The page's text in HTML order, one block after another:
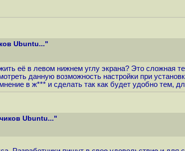
Ubuntu..."
её в левом нижнем углу экрана? Это сложная
данную возможность настройки при
в ж*** и сделать так как будет удобно тем,
Ubuntu..."